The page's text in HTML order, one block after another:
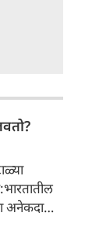
अनेकदा